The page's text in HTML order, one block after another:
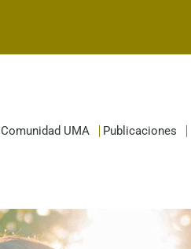
Comunidad UMA Publicaciones